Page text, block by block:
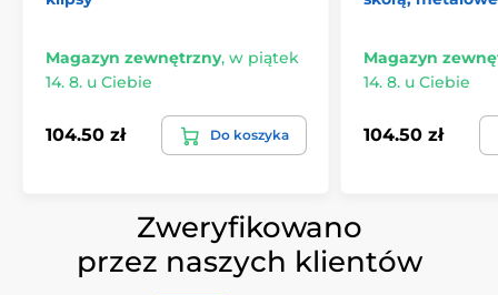
Magazyn zewnętrzny, w piątek
14. 8. u Ciebie
104.50 zł Do koszyka
Magazyn
14. 8. u Ciebie
104.50 zł
Zweryfikowano
przez naszych klientów